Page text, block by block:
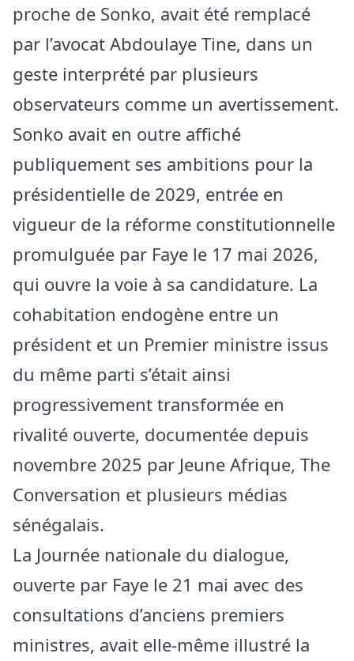
proche de Sonko, avait été remplacé
par l’avocat Abdoulaye Tine, dans un
geste interprété par plusieurs
observateurs comme un avertissement.
Sonko avait en outre affiché
publiquement ses ambitions pour la
présidentielle de 2029, entrée en
vigueur de la réforme constitutionnelle
promulguée par Faye le 17 mai 2026,
qui ouvre la voie à sa candidature. La
cohabitation endogène entre un
président et un Premier ministre issus
du même parti s’était ainsi
progressivement transformée en
rivalité ouverte, documentée depuis
novembre 2025 par Jeune Afrique, The
Conversation et plusieurs médias
sénégalais.
La Journée nationale du dialogue,
ouverte par Faye le 21 mai avec des
consultations d’anciens premiers
ministres, avait elle-même illustré la